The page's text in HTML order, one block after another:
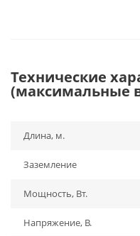
Технические
(максимальные
Длина, м.
Заземление
Мощность, Вт.
Напряжение, В.